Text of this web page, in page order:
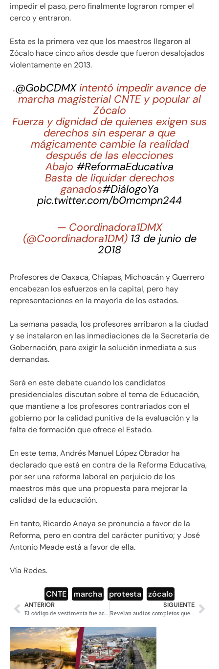
impedir el paso, pero finalmente lograron romper el
cerco y entraron.
Esta es la primera vez que los maestros llegaron al
Zócalo hace cinco años desde que fueron desalojados
violentamente en 2013.
.@GobCDMXintentó impedir avance de
marcha magisterial CNTE y popular al
Zócalo
Fuerza y dignidad de quienes exigen sus
derechos sin esperar a que
mágicamente cambie la realidad
después de las elecciones
Abajo #ReformaEducativa
Basta de liquidar derechos
ganados#DiálogoYa
pic.twitter.com/b0mcmpn244
— Coordinadora1DMX
(@Coordinadora1DM) 13 de junio de
2018
Profesores de Oaxaca, Chiapas, Michoacán y Guerrero
encabezan los esfuerzos en la capital, pero hay
representaciones en la mayoría de los estados.
La semana pasada, los profesores arribaron a la ciudad
y se instalaron en las inmediaciones de la Secretaría de
Gobernación, para exigir la solución inmediata a sus
demandas.
Será en este debate cuando los candidatos
presidenciales discutan sobre el tema de Educación,
que mantiene a los profesores contrariados con el
gobierno por la calidad punitiva de la evaluación y la
falta de formación que ofrece el Estado.
En este tema, Andrés Manuel López Obrador ha
declarado que está en contra de la Reforma Educativa,
por ser una reforma laboral en perjuicio de los
maestros más que una propuesta para mejorar la
calidad de la educación.
En tanto, Ricardo Anaya se pronuncia a favor de la
Reforma, pero en contra del carácter punitivo; y José
Antonio Meade está a favor de ella.
Vía Redes.
CNTE marcha protesta zócalo
ANTERIOR
El código de vestimenta fue acordado por los propios contendientes: INE
SIGUIENTE
Revelan audios completos que involucran a Ricardo Anaya con ‘lavado de dinero’